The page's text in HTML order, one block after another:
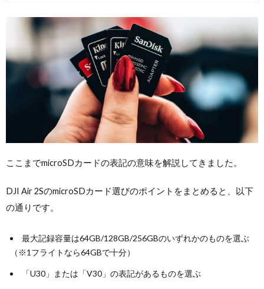
ここまでmicroSDカードの表記の意味を解説してきました。
DJI Air 2SのmicroSDカード選びのポイントをまとめると、以下
の通りです。
最大記録容量は64GB/128GB/256GBのいずれかのものを選ぶ
（※1フライトなら64GBで十分）
「U30」または「V30」の表記があるものを選ぶ